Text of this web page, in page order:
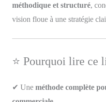
méthodique et structuré,
vision floue à une stratégie
⭐ Pourquoi lire ce
✔ Une méthode complète